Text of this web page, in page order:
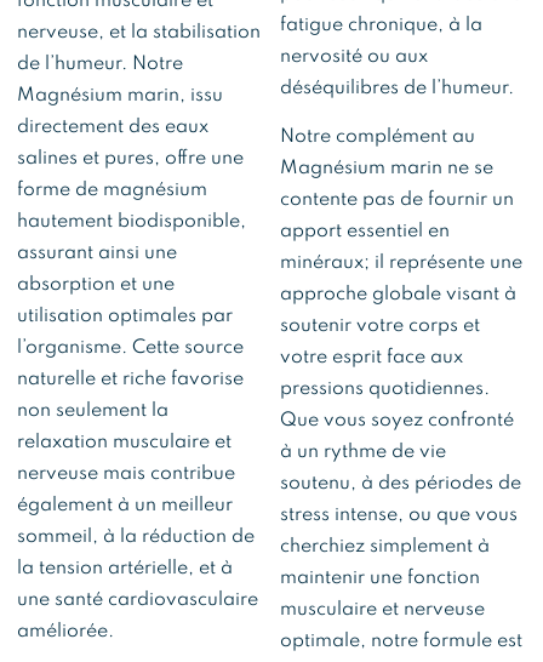
nerveuse, et la stabilisation
de l’humeur. Notre
Magnésium marin, issu
directement des eaux
salines et pures, offre une
forme de magnésium
hautement biodisponible,
assurant ainsi une
absorption et une
utilisation optimales par
l’organisme. Cette source
naturelle et riche favorise
non seulement la
relaxation musculaire et
nerveuse mais contribue
également à un meilleur
sommeil, à la réduction de
la tension artérielle, et à
une santé cardiovasculaire
améliorée.
fatigue chronique, à la
nervosité ou aux
déséquilibres de l’humeur.
Notre complément au
Magnésium marin ne se
contente pas de fournir un
apport essentiel en
minéraux; il représente une
approche globale visant à
soutenir votre corps et
votre esprit face aux
pressions quotidiennes.
Que vous soyez confronté
à un rythme de vie
soutenu, à des périodes de
stress intense, ou que vous
cherchiez simplement à
maintenir une fonction
musculaire et nerveuse
optimale, notre formule est